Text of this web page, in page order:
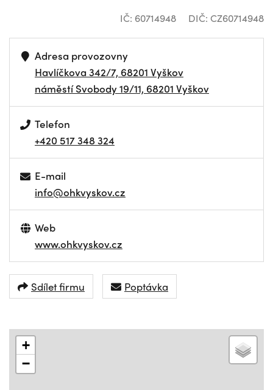
IČ: 60714948 DIČ: CZ60714948
Adresa provozovny
Havlíčkova 342/7, 68201 Vyškov
náměstí Svobody 19/11, 68201 Vyškov
Telefon
+420 517 348 324
E-mail
info@ohkvyskov.cz
Web
www.ohkvyskov.cz
Sdílet firmu Poptávka
+
−